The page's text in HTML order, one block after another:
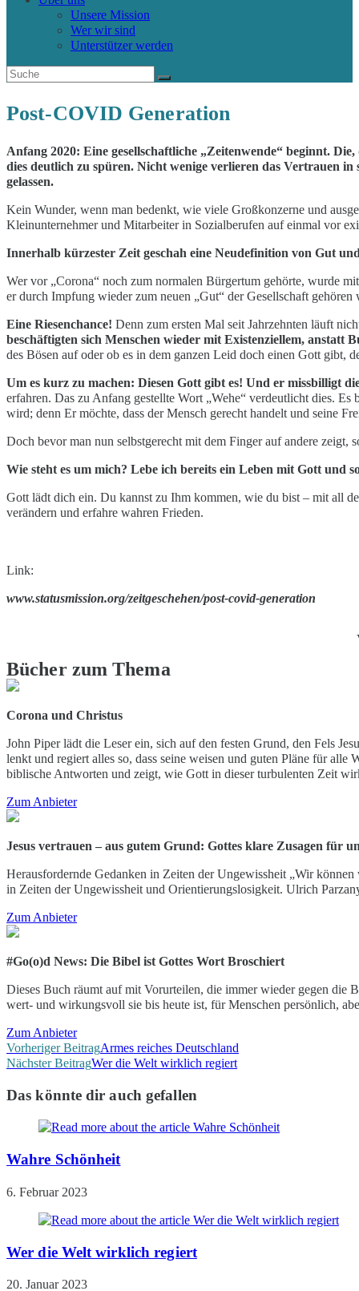
Unsere Mission
Wer wir sind
Unterstützer werden
Post-COVID Generation
Anfang 2020: Eine gesellschaftliche „Zeitenwende“ beginnt.
dies deutlich zu spüren. Nicht wenige verlieren das Vertrauen
gelassen.
Kein Wunder, wenn man bedenkt, wie viele Großkonzerne und
Kleinunternehmer und Mitarbeiter in Sozialberufen auf einmal vor
Innerhalb kürzester Zeit geschah eine Neudefinition von Gut
Wer vor „Corona“ noch zum normalen Bürgertum gehörte, wurde
er durch Impfung wieder zum neuen „Gut“ der Gesellschaft
Eine Riesenchance! Denn zum ersten Mal seit Jahrzehnten läuft
beschäftigten sich Menschen wieder mit Existenziellem, anstatt
des Bösen auf oder ob es in dem ganzen Leid doch einen Gott gibt,
Um es kurz zu machen: Diesen Gott gibt es! Und er missbilligt
erfahren. Das zu Anfang gestellte Wort „Wehe“ verdeutlicht dies.
wird; denn Er möchte, dass der Mensch gerecht handelt und seine
Doch bevor man nun selbstgerecht mit dem Finger auf andere zeigt,
Wie steht es um mich? Lebe ich bereits ein Leben mit Gott und
Gott lädt dich ein. Du kannst zu Ihm kommen, wie du bist – mit all
verändern und erfahre wahren Frieden.
Link:
www.statusmission.org/zeitgeschehen/post-covid-generation
Bücher zum Thema
Corona und Christus
John Piper lädt die Leser ein, sich auf den festen Grund, den Fels
lenkt und regiert alles so, dass seine weisen und guten Pläne für
biblische Antworten und zeigt, wie Gott in dieser turbulenten Zeit
Zum Anbieter
Jesus vertrauen – aus gutem Grund: Gottes klare Zusagen für
Herausfordernde Gedanken in Zeiten der Ungewissheit „Wir
in Zeiten der Ungewissheit und Orientierungslosigkeit. Ulrich
Zum Anbieter
#Go(o)d News: Die Bibel ist Gottes Wort Broschiert
Dieses Buch räumt auf mit Vorurteilen, die immer wieder gegen die
wert- und wirkungsvoll sie bis heute ist, für Menschen persönlich,
Zum Anbieter
Weitere
Artikel
ansehen
Vorheriger BeitragArmes reiches Deutschland
Nächster BeitragWer die Welt wirklich regiert
Das könnte dir auch gefallen
Wahre Schönheit
6. Februar 2023
Wer die Welt wirklich regiert
20. Januar 2023